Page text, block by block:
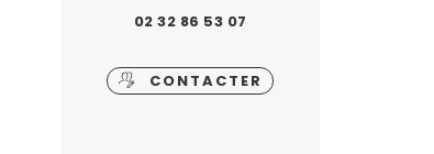
02 32 86 53 07
CONTACTER